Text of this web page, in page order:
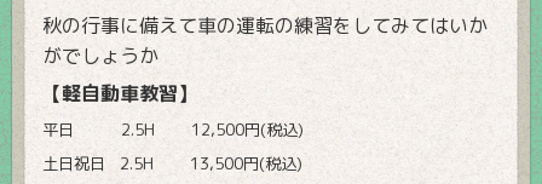
秋の行事に備えて車の運転の練習をしてみてはいか
がでしょうか
【軽自動車教習】
平日 2.5H 12,500円(税込)
土日祝日 2.5H 13,500円(税込)